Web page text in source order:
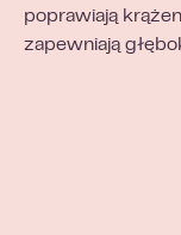
poprawiają
zapewniają